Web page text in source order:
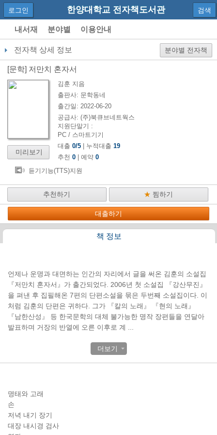
한양대학교 전자책도서관
로그인 검색
내서재 분야별 이용안내
전자책 상세 정보 분야별 전자책
[문학] 저만치 혼자서
미리보기
김훈 지음
출판사: 문학동네
출간일: 2022-06-20
공급사: (주)북큐브네트웍스
지원단말기 :
PC / 스마트기기
대출 0/5 | 누적대출 19
추천 0 | 예약 0
듣기기능(TTS)지원
추천하기 ★ 찜하기
대출하기
책 정보
언제나 운명과 대면하는 인간의 자리에서 글을 써온 김훈의 소설집
『저만치 혼자서』가 출간되었다. 2006년 첫 소설집 『강산무진』
을 펴낸 후 집필해온 7편의 단편소설을 묶은 두번째 소설집이다. 이
처럼 김훈의 단편은 귀하다. 그가 『칼의 노래』 『현의 노래』
『남한산성』 등 한국문학의 대체 불가능한 명작 장편들을 연달아
발표하며 거장의 반열에 오른 이후로 계
더보기
명태와 고래
손
저녁 내기 장기
대장 내시경 검사